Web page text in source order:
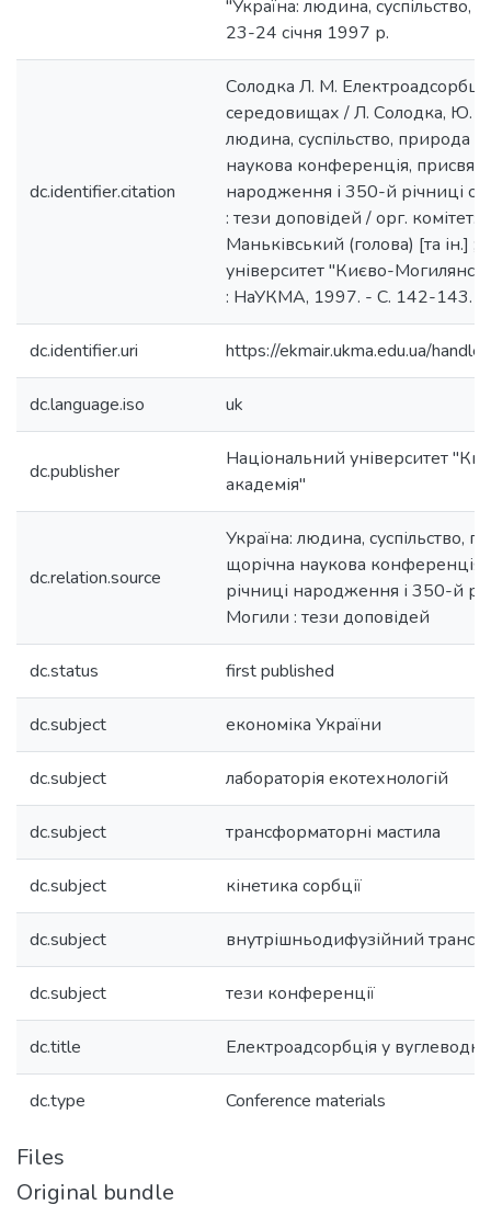
"Україна: людина, суспільство,
23-24 січня 1997 р.
dc.identifier.citation
Солодка Л. М.
середовищах / Л. Солодка, Ю.
людина, суспільство, природа :
наукова конференція,
народження і 350-й річниці
: тези доповідей / орг. комітет:
Маньківський (голова) [та ін.] ;
університет "Києво-
: НаУКМА, 1997. - С. 142-143.
dc.identifier.uri https://ekmair.ukma.edu.ua/
dc.language.iso uk
dc.publisher
Національний університет
академія"
dc.relation.source
Україна: людина, суспільство,
щорічна наукова
річниці народження і 350-й
Могили : тези доповідей
dc.status first published
dc.subject економіка України
dc.subject лабораторія екотехнологій
dc.subject трансформаторні мастила
dc.subject кінетика сорбції
dc.subject внутрішньодифузійний
dc.subject тези конференції
dc.title Електроадсорбція у
dc.type Conference materials
Files
Original bundle